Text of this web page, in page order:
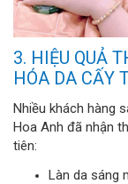
3. HIỆU QUẢ
HÓA DA CẤY
Nhiều khách hàng
Hoa Anh đã nhận
tiên:
Làn da sáng